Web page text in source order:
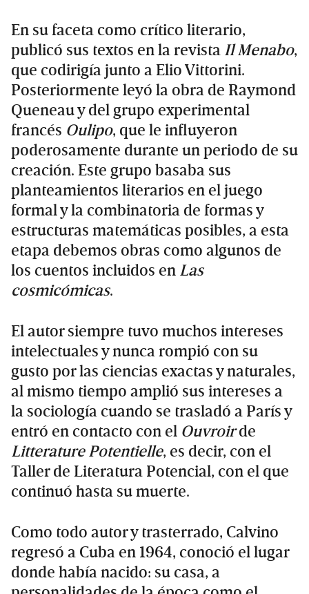
En su faceta como crítico literario,
publicó sus textos en la revista Il Menabo,
que codirigía junto a Elio Vittorini.
Posteriormente leyó la obra de Raymond
Queneau y del grupo experimental
francés Oulipo, que le influyeron
poderosamente durante un periodo de su
creación. Este grupo basaba sus
planteamientos literarios en el juego
formal y la combinatoria de formas y
estructuras matemáticas posibles, a esta
etapa debemos obras como algunos de
los cuentos incluidos en Las
cosmicómicas.
El autor siempre tuvo muchos intereses
intelectuales y nunca rompió con su
gusto por las ciencias exactas y naturales,
al mismo tiempo amplió sus intereses a
la sociología cuando se trasladó a París y
entró en contacto con el Ouvroirde
Litterature Potentielle, es decir, con el
Taller de Literatura Potencial, con el que
continuó hasta su muerte.
Como todo autor y trasterrado, Calvino
regresó a Cuba en 1964, conoció el lugar
donde había nacido: su casa, a